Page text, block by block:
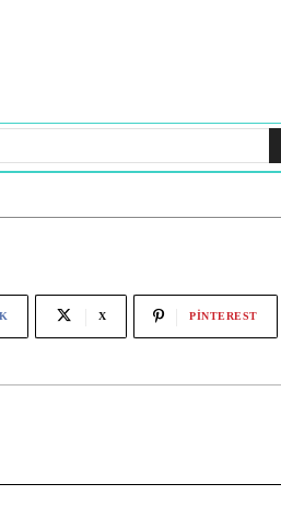
X PINTEREST